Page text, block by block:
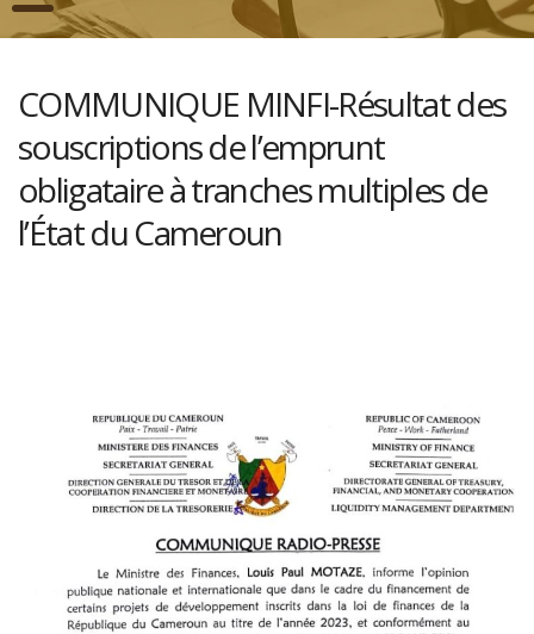
COMMUNIQUE MINFI-Résultat des
souscriptions de l’emprunt
obligataire à tranches multiples de
l’État du Cameroun